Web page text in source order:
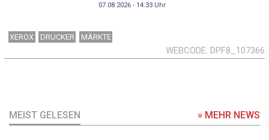
07.08.2026 - 14:33Uhr
XEROX DRUCKER MÄRKTE
WEBCODE DPF8_107366
MEIST GELESEN » MEHR NEWS